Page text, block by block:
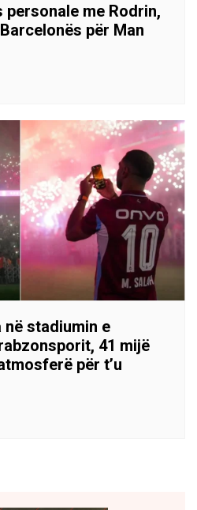
personale me Rodrin,
për Man
në stadiumin e
41 mijë
për t’u